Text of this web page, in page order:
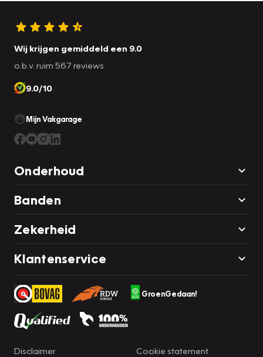
Wij krijgen gemiddeld een 9.0
o.b.v. ruim 567 reviews
9.0/10
Mijn Vakgarage
Onderhoud
Banden
Zekerheid
Klantenservice
GroenGedaan!
Disclaimer Cookie statement